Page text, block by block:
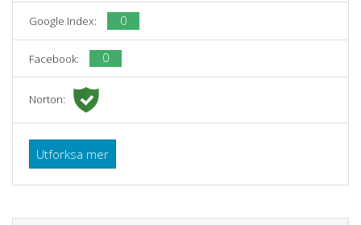
Google Index: 0
Facebook: 0
Norton:
Utforksa mer